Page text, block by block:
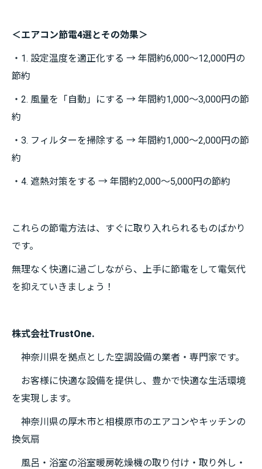
＜エアコン節電4選とその効果＞
・1. 設定温度を適正化する → 年間約6,000～12,000円の
節約
・2. 風量を「自動」にする → 年間約1,000～3,000円の節
約
・3. フィルターを掃除する → 年間約1,000～2,000円の節
約
・4. 遮熱対策をする → 年間約2,000～5,000円の節約
これらの節電方法は、すぐに取り入れられるものばかり
です。
無理なく快適に過ごしながら、上手に節電をして電気代
を抑えていきましょう！
株式会社TrustOne.
神奈川県を拠点とした空調設備の業者・専門家です。
お客様に快適な設備を提供し、豊かで快適な生活環境
を実現します。
神奈川県の厚木市と相模原市のエアコンやキッチンの
換気扇
風呂・浴室の浴室暖房乾燥機の取り付け・取り外し・